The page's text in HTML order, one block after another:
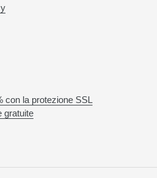
con la protezione SSL
gratuite